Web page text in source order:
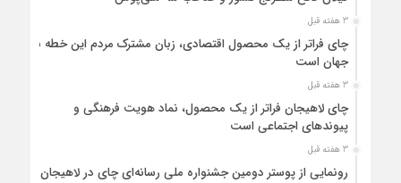
3 هفته قبل
چای فراتر از یک محصول اقتصادی، زبان مشترک مردم این خطه با
جهان است
3 هفته قبل
چای لاهیجان فراتر از یک محصول، نماد هویت فرهنگی و
پیوندهای اجتماعی است
3 هفته قبل
رونمایی از پوستر دومین جشنواره ملی رسانه‌ای چای در لاهیجان